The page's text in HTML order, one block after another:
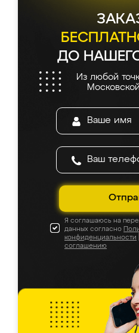
ДО
Из любой
Я соглашаюсь на
данных согласно
конфиденциальности
соглашению